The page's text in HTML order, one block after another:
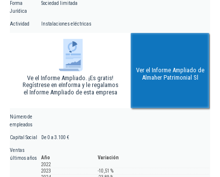
Forma
Jurídica
Sociedad limitada
Actividad Instalaciones eléctricas
Ve el Informe Ampliado. ¡Es gratis!
Regístrese en eInforma y le regalamos
el Informe Ampliado de esta empresa
Ver el Informe Ampliado de
Almaher Patrimonial Sl
Número de
empleados
Capital Social De 0 a 3.100 €
Ventas
últimos años
Año
Variación
2022
2023
-10,51 %